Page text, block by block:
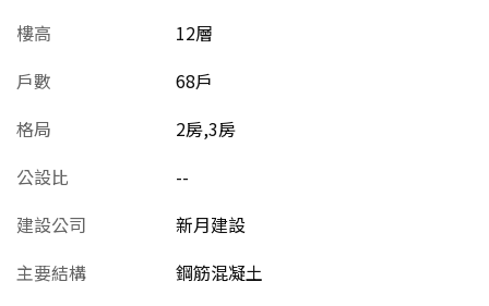
樓高
12層
戶數
68戶
格局
2房,3房
公設比
--
建設公司
新月建設
主要結構
鋼筋混凝土